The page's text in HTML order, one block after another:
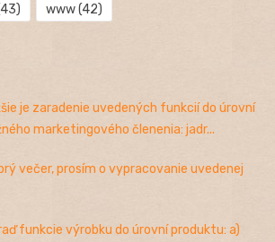
www(42)
je zaradenie uvedených funkcií do úrovní
marketingového členenia: jadr...
večer, prosím o vypracovanie uvedenej
funkcie výrobku do úrovní produktu: a)